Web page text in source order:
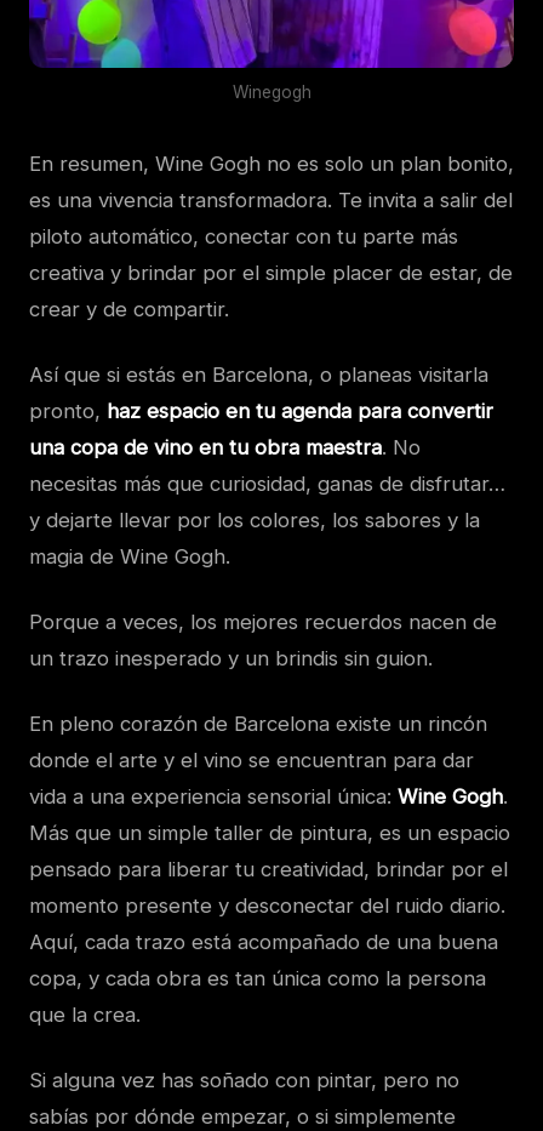
Winegogh
En resumen, Wine Gogh no es solo un plan bonito,
es una vivencia transformadora. Te invita a salir del
piloto automático, conectar con tu parte más
creativa y brindar por el simple placer de estar, de
crear y de compartir.
Así que si estás en Barcelona, o planeas visitarla
pronto, haz espacio en tu agenda para convertir
una copa de vino en tu obra maestra. No
necesitas más que curiosidad, ganas de disfrutar…
y dejarte llevar por los colores, los sabores y la
magia de Wine Gogh.
Porque a veces, los mejores recuerdos nacen de
un trazo inesperado y un brindis sin guion.
En pleno corazón de Barcelona existe un rincón
donde el arte y el vino se encuentran para dar
vida a una experiencia sensorial única: Wine Gogh.
Más que un simple taller de pintura, es un espacio
pensado para liberar tu creatividad, brindar por el
momento presente y desconectar del ruido diario.
Aquí, cada trazo está acompañado de una buena
copa, y cada obra es tan única como la persona
que la crea.
Si alguna vez has soñado con pintar, pero no
sabías por dónde empezar, o si simplemente